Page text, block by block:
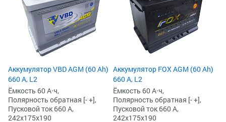
Аккумулятор VBD AGM (60 Ah)
660 А, L2
Ёмкость 60 А·ч,
Полярность обратная [- +],
Пусковой ток 660 А,
242x175x190
Аккумулятор FOX AGM (60 Ah)
660 А, L2
Ёмкость 60 А·ч,
Полярность обратная [- +],
Пусковой ток 660 А,
242x175x190